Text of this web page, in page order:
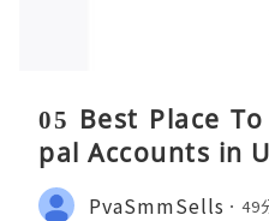
05 Best Place
pal Accounts in
PvaSmmSells 49